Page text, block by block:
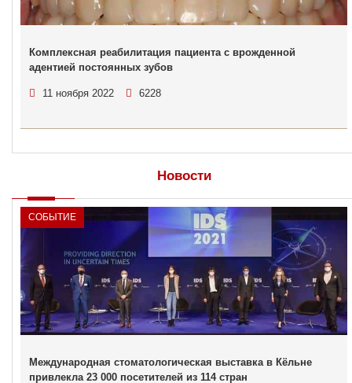
Комплексная реабилитация пациента с врожденной
адентией постоянных зубов
11 ноября 2022 6228
Новости
СОБЫТИЕ
Международная стоматологическая выставка в Кёльне
привлекла 23 000 посетителей из 114 стран